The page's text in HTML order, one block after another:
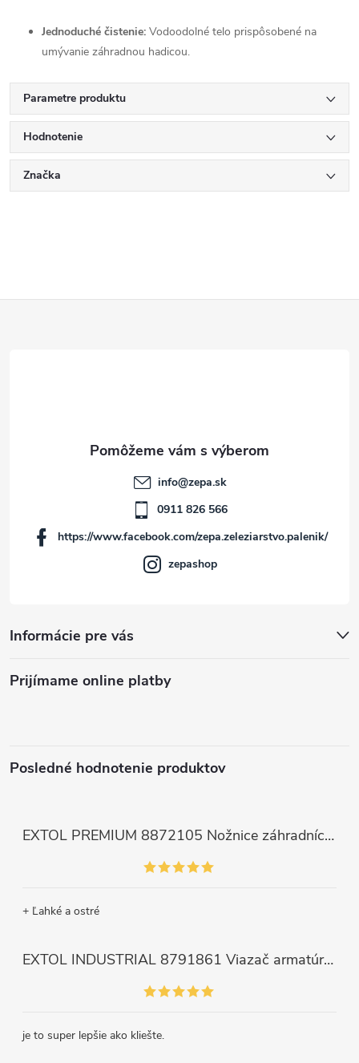
Jednoduché čistenie: Vodoodolné telo prispôsobené na
umývanie záhradnou hadicou.
Parametre produktu
Hodnotenie
Značka
Informácie pre vás
info@zepa.sk
0911 826 566
https://www.facebook.com/zepa.zeleziarstvo.palenik/
zepashop
Prijímame online platby
Posledné hodnotenie produktov
EXTOL PREMIUM 8872105 Nožnice záhradnícke dlhé úzke, 200mm, max. prestrih Ø6mm
+ Ľahké a ostré
EXTOL INDUSTRIAL 8791861 Viazač armatúr aku Share20V, bez aku, drôt 0,8mm, oko 8-34mm, bezuhlíkový motor
je to super lepšie ako kliešte.